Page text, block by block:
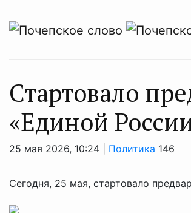
Стартовало
«Единой
25 мая 2026, 10:24 | Политика 146
Сегодня, 25 мая, стартовало